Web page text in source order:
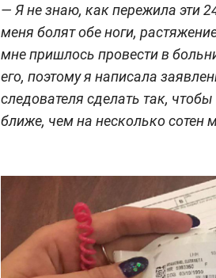
— Я не знаю, как пережила эти
меня болят обе ноги,
мне пришлось провести в
его, поэтому я написала
следователя сделать так,
ближе, чем на несколько сотен